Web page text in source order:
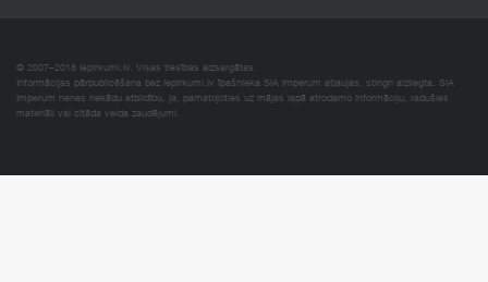
© 2007–2018 Iepirkumi.lv. Visas tiesības aizsargātas.
Informācijas pārpublicēšana bez iepirkumi.lv īpašnieka SIA Imperum atļaujas, stingri aizliegta. SIA
Imperum nenes nekādu atbildību, ja, pamatojoties uz mājas lapā atrodamo informāciju, radušies
materiāli vai citāda veida zaudējumi.